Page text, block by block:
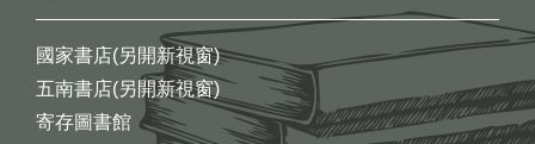
國家書店(另開新視窗)
五南書店(另開新視窗)
寄存圖書館